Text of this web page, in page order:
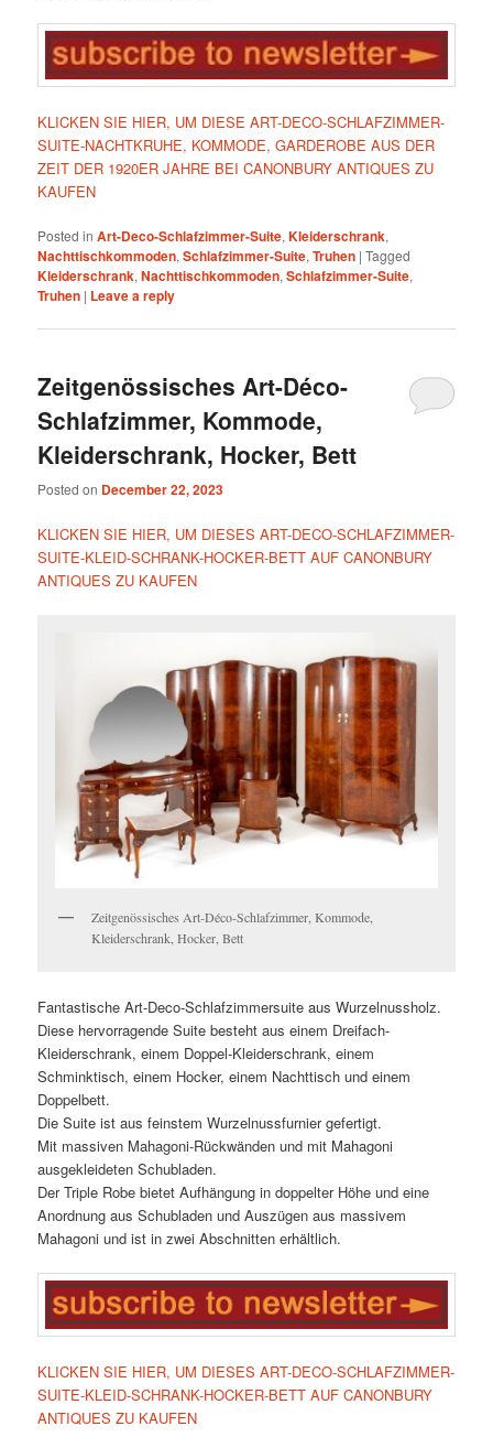
KLICKEN SIE HIER, UM DIESE ART-DECO-SCHLAFZIMMER-
SUITE-NACHTKRUHE, KOMMODE, GARDEROBE AUS DER
ZEIT DER 1920ER JAHRE BEI CANONBURY ANTIQUES ZU
KAUFEN
Posted in Art-Deco-Schlafzimmer-Suite,Kleiderschrank,
Nachttischkommoden,Schlafzimmer-Suite,Truhen |Tagged
Kleiderschrank,Nachttischkommoden,Schlafzimmer-Suite,
Truhen | Leave a reply
Zeitgenössisches Art-Déco-
Schlafzimmer, Kommode,
Kleiderschrank, Hocker, Bett
Posted on December 22, 2023
KLICKEN SIE HIER, UM DIESES ART-DECO-SCHLAFZIMMER-
SUITE-KLEID-SCHRANK-HOCKER-BETT AUF CANONBURY
ANTIQUES ZU KAUFEN
Zeitgenössisches Art-Déco-Schlafzimmer, Kommode,
Kleiderschrank, Hocker, Bett
Fantastische Art-Deco-Schlafzimmersuite aus Wurzelnussholz.
Diese hervorragende Suite besteht aus einem Dreifach-
Kleiderschrank, einem Doppel-Kleiderschrank, einem
Schminktisch, einem Hocker, einem Nachttisch und einem
Doppelbett.
Die Suite ist aus feinstem Wurzelnussfurnier gefertigt.
Mit massiven Mahagoni-Rückwänden und mit Mahagoni
ausgekleideten Schubladen.
Der Triple Robe bietet Aufhängung in doppelter Höhe und eine
Anordnung aus Schubladen und Auszügen aus massivem
Mahagoni und ist in zwei Abschnitten erhältlich.
KLICKEN SIE HIER, UM DIESES ART-DECO-SCHLAFZIMMER-
SUITE-KLEID-SCHRANK-HOCKER-BETT AUF CANONBURY
ANTIQUES ZU KAUFEN